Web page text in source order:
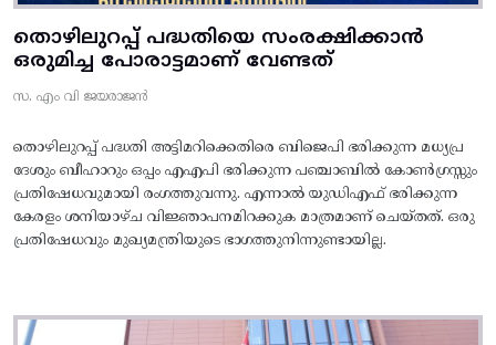
തൊഴിലുറപ്പ് പദ്ധതിയെ സംരക്ഷിക്കാൻ
ഒരുമിച്ച പോരാട്ടമാണ് വേണ്ടത്
സ. എം വി ജയരാജൻ
തൊഴിലുറപ്പ് പദ്ധതി അട്ടിമറിക്കെതിരെ ബിജെപി ഭരിക്കുന്ന മധ്യപ്ര
ദേശും ബീഹാറും ഒപ്പം എഎപി ഭരിക്കുന്ന പഞ്ചാബിൽ കോൺഗ്രസ്സും
പ്രതിഷേധവുമായി രംഗത്തുവന്നു. എന്നാൽ യുഡിഎഫ് ഭരിക്കുന്ന
കേരളം ശനിയാഴ്ച വിജ്ഞാപനമിറക്കുക മാത്രമാണ് ചെയ്തത്. ഒരു
പ്രതിഷേധവും മുഖ്യമന്ത്രിയുടെ ഭാഗത്തുനിന്നുണ്ടായില്ല.